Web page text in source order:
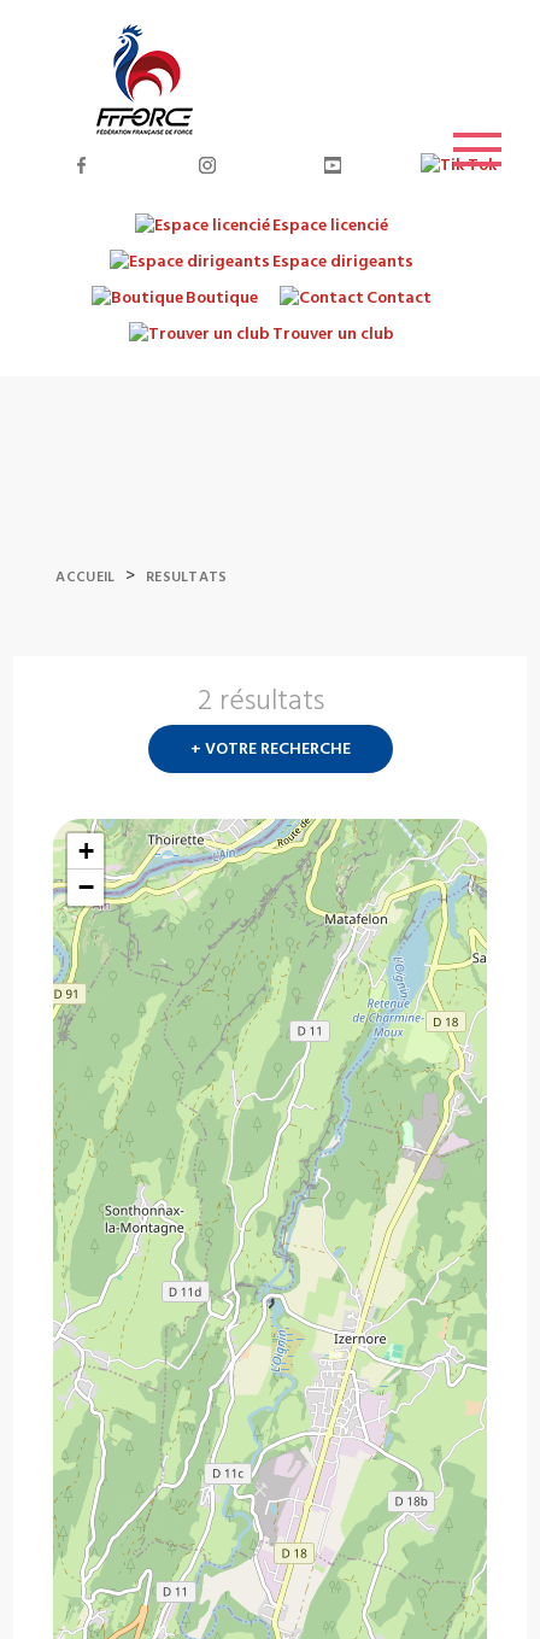
Espace licencié
Espace dirigeants
Boutique
Contact
Trouver un club
ACCUEIL > RESULTATS
2 résultats
+ VOTRE RECHERCHE
+
−